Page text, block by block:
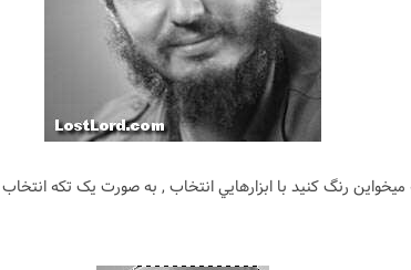
رنگ كنيد با ابزارهايي انتخاب , به صورت یک تکه